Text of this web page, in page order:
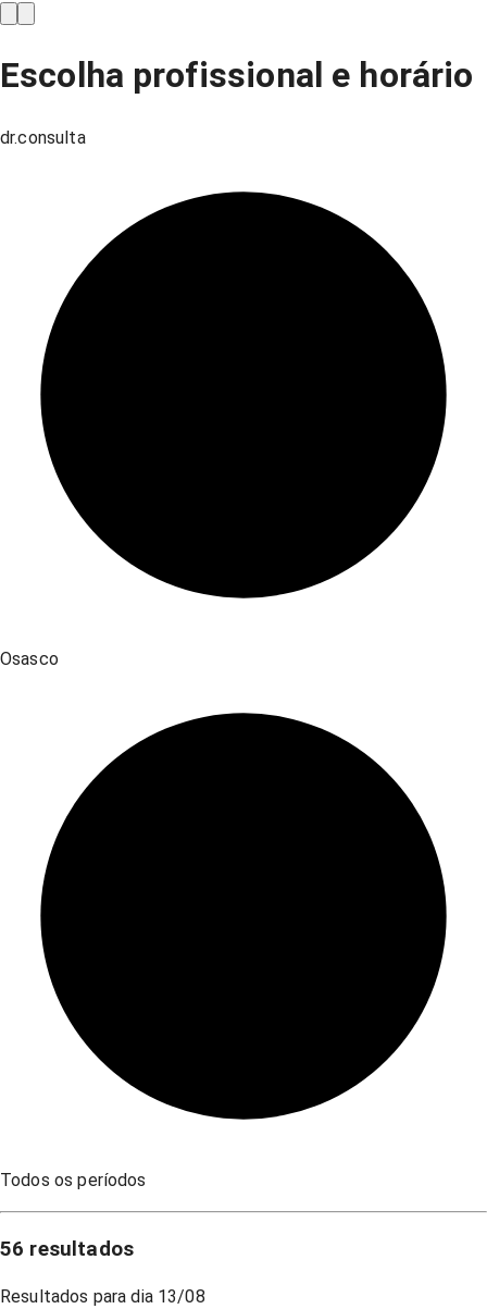
Escolha profissional e horário
dr.consulta
Osasco
Todos os períodos
56 resultados
Resultados para dia 13/08